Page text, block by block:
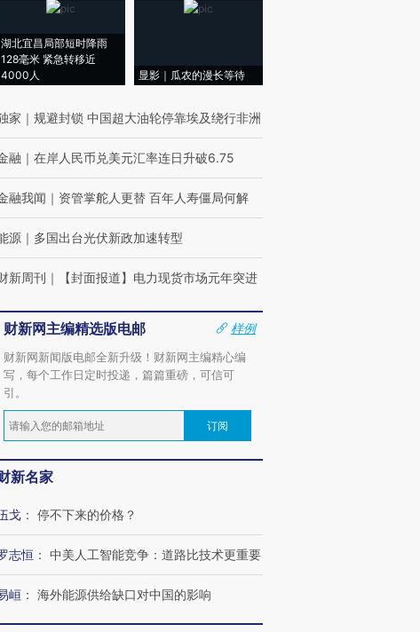
湖北宜昌局部短时降雨
128毫米 紧急转移近
4000人
显影｜瓜农的漫长等待
家 ｜ 规避封锁 中国超大油轮停靠埃及绕行非洲
融 ｜ 在岸人民币兑美元汇率连日升破6.75
融我闻 ｜ 资管掌舵人更替 百年人寿僵局何解
源 ｜ 多国出台光伏新政加速转型
新周刊 ｜ 【封面报道】电力现货市场元年突进
财新网主编精选版电邮
样例
财新网新闻版电邮全新升级！财新网主编精心编
写，每个工作日定时投递，篇篇重磅，可信可
引。
订阅
新名家
戈 ： 停不下来的价格？
志恒 ： 中美人工智能竞争：道路比技术更重要
峘 ： 海外能源供给缺口对中国的影响